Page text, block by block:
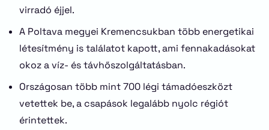
virradó éjjel.
A Poltava megyei Kremencsukban több energetikai
létesítmény is találatot kapott, ami fennakadásokat
okoz a víz- és távhőszolgáltatásban.
Országosan több mint 700 légi támadóeszközt
vetettek be, a csapások legalább nyolc régiót
érintettek.